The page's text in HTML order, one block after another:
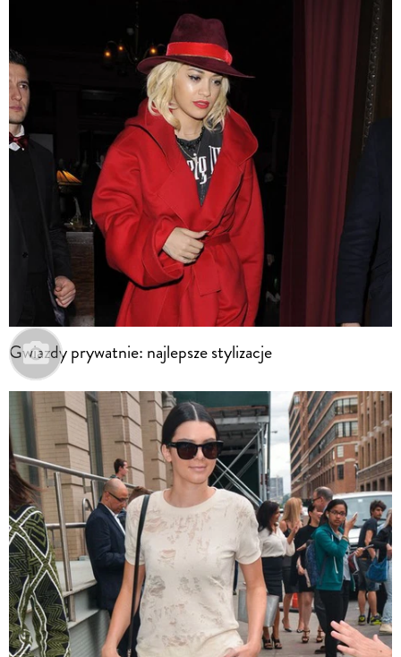
Gwiazdy prywatnie: najlepsze stylizacje